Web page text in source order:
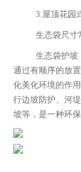
3.屋顶花园
生态袋尺寸
生态袋护坡
通过有顺序的放
化美化环境的作
行边坡防护、河
坡等，是一种环